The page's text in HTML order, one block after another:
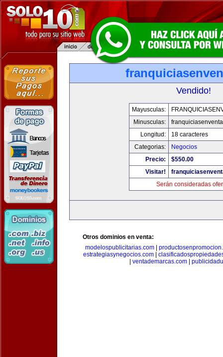
Vendido!
Mayusculas:
Minusculas:
Longitud:
18 caracteres
Categorias:
Negocios
Precio:
$550.00
Visitar!
Serán consideradas
Otros dominios en venta:
modelospublicitarias.com
estrategiasynegocios.com|
ventademarcas.com